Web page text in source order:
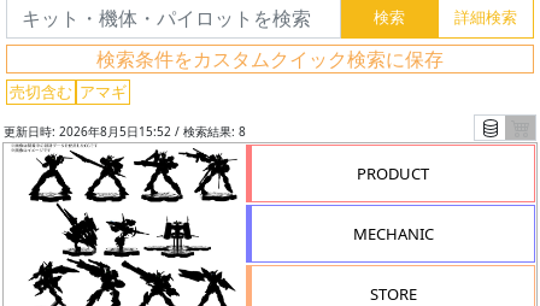
検索条件をカスタムクイック検索に保存
売切含む アマギ
フ
リ
ー
ワ
ー
ド
更新日時: 2026年8月5日15:52 / 検索結果: 8
PRODUCT
MECHANIC
STORE